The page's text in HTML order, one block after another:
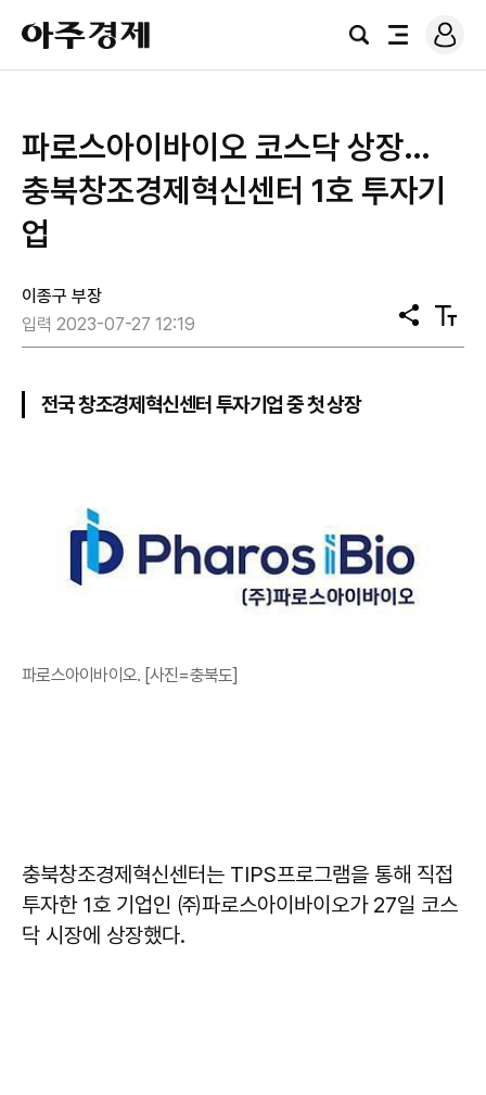
아
주
경
검
전
로
그
파로스아이바이오 코스닥 상장…
충북창조경제혁신센터 1호 투자기
업
이종구 부장
입력 2023-07-27 12:19
공
유
텍
스
전국 창조경제혁신센터 투자기업 중 첫 상장
파로스아이바이오. [사진=충북도]
충북창조경제혁신센터는 TIPS프로그램을 통해 직접
투자한 1호 기업인 ㈜파로스아이바이오가 27일 코스
닥 시장에 상장했다.